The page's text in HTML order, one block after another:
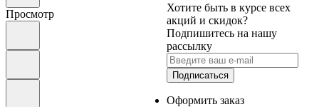
Просмотр
Хотите быть в курсе всех
акций и скидок?
Подпишитесь на нашу
рассылку
Подписаться
Оформить заказ